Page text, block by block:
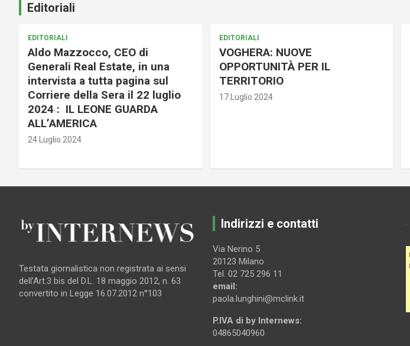
Editoriali
EDITORIALI
Aldo Mazzocco, CEO di
Generali Real Estate, in una
intervista a tutta pagina sul
Corriere della Sera il 22 luglio
2024 : IL LEONE GUARDA
ALL’AMERICA
24 Luglio 2024
EDITORIALI
VOGHERA: NUOVE
OPPORTUNITÀ PER IL
TERRITORIO
17 Luglio 2024
Testata giornalistica non registrata ai sensi
dell’Art.3 bis del D.L. 18 maggio 2012, n. 63
convertito in Legge 16.07.2012 n°103
Indirizzi e contatti
Via Nerino 5
20123 Milano
Tel. 02 725 296 11
email:
paola.lunghini@mclink.it
P.IVA di by Internews:
04865040960
.